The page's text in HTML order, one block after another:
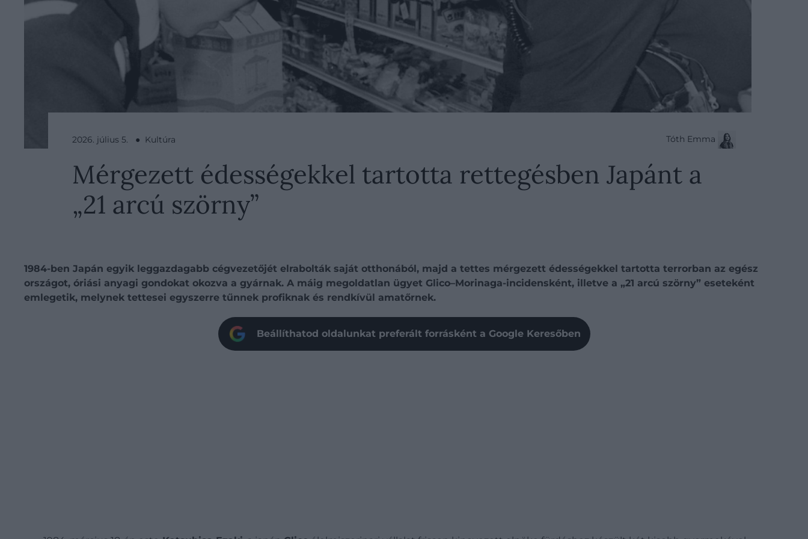
2026. július 5. ● Kultúra Tóth Emma
Mérgezett édességekkel tartotta rettegésben Japánt a
„21 arcú szörny”
1984-ben Japán egyik leggazdagabb cégvezetőjét elrabolták saját otthonából, majd a tettes mérgezett édességekkel tartotta terrorban az egész
országot, óriási anyagi gondokat okozva a gyárnak. A máig megoldatlan ügyet Glico–Morinaga-incidensként, illetve a „21 arcú szörny” eseteként
emlegetik, melynek tettesei egyszerre tűnnek profiknak és rendkívül amatőrnek.
Beállíthatod oldalunkat preferált forrásként a Google Keresőben